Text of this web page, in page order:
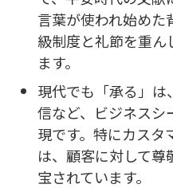
言葉が使われ始め
級制度と礼節を重ん
ます。
現代でも「承る」
信など、ビジネスシ
現です。特にカスタ
は、顧客に対して
宝されています。